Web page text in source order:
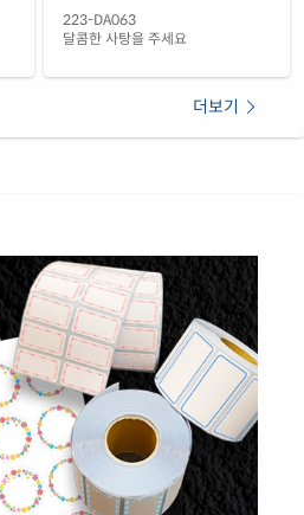
레이저 전용223-DA063
달콤한 사탕을 주세요
더보기